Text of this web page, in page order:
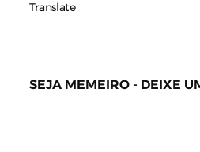
Translate
SEJA MEMEIRO - DEIXE